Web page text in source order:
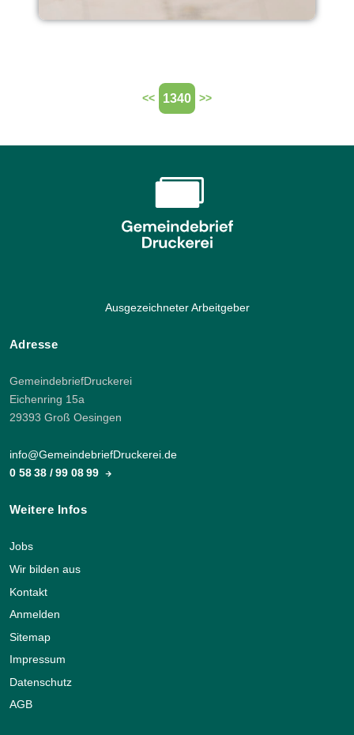
<< 1340 >>
Ausgezeichneter Arbeitgeber
Adresse
GemeindebriefDruckerei
Eichenring 15a
29393 Groß Oesingen
info@GemeindebriefDruckerei.de
0 58 38 / 99 08 99
Weitere Infos
Jobs
Wir bilden aus
Kontakt
Anmelden
Sitemap
Impressum
Datenschutz
AGB